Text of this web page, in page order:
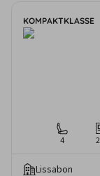
KOMPAKTKLASSE
4
Lissabon